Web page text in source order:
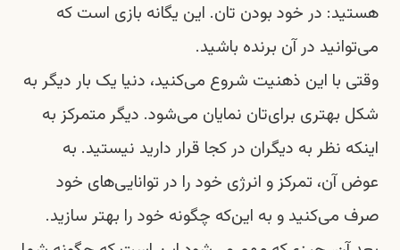
هستید: در خود بودن تان. این یگانه بازی است که
می‌توانید در آن برنده باشید.
وقتی با این ذهنیت شروع می‌کنید، دنیا یک بار دیگر به
شکل بهتری برای‌تان نمایان می‌شود. دیگر متمرکز به
اینکه نظر به دیگران در کجا قرار دارید نیستید. به
عوض آن، تمرکز و انرژی خود را در توانایی‌های خود
صرف می‌کنید و به این‌که چگونه خود را بهتر سازید.